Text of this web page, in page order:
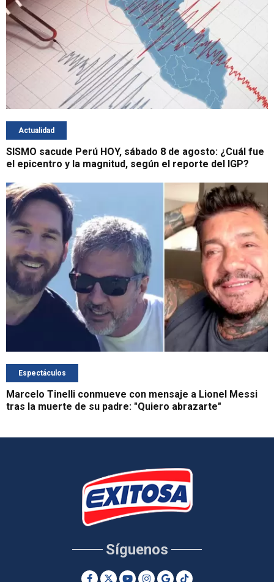
Actualidad
SISMO sacude Perú HOY, sábado 8 de agosto: ¿Cuál fue
el epicentro y la magnitud, según el reporte del IGP?
Espectáculos
Marcelo Tinelli conmueve con mensaje a Lionel Messi
tras la muerte de su padre: "Quiero abrazarte"
Síguenos